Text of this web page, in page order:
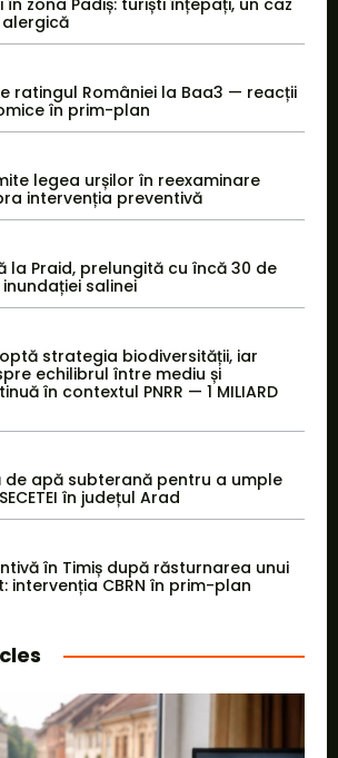
în zona Padiș: turiști înțepați, un caz
ratingul României la Baa3 — reacții
în prim-plan
legea urșilor în reexaminare
intervenția preventivă
la Praid, prelungită cu încă 30 de
salinei
strategia biodiversității, iar
echilibrul între mediu și
în contextul PNRR — 1 MILIARD
de apă subterană pentru a umple
în județul Arad
în Timiș după răsturnarea unui
intervenția CBRN în prim-plan